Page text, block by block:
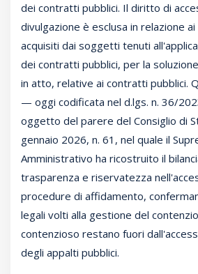
dei contratti pubblici. Il diritto di
divulgazione è esclusa in relazione
acquisiti dai soggetti tenuti
dei contratti pubblici, per la
in atto, relative ai contratti pubblici.
— oggi codificata nel d.lgs. n. 36/
oggetto del parere del Consiglio di
gennaio 2026, n. 61, nel quale il
Amministrativo ha ricostruito il
trasparenza e riservatezza
procedure di affidamento,
legali volti alla gestione del
contenzioso restano fuori
degli appalti pubblici.